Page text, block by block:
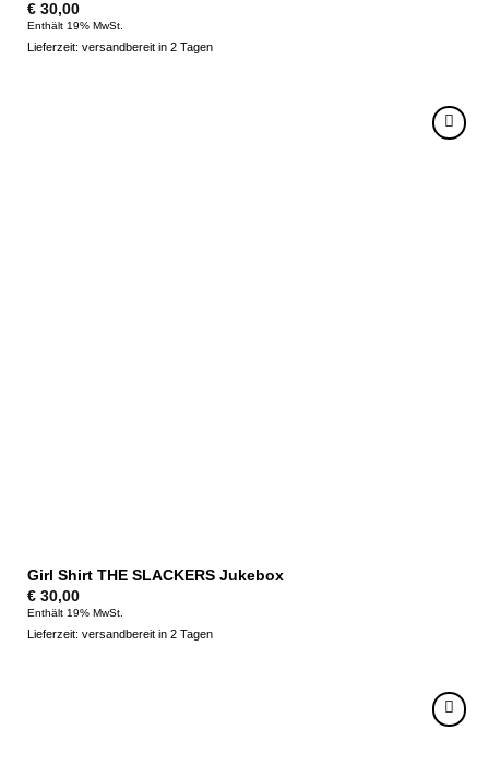
€30,00
Enthält 19% MwSt.
Lieferzeit: versandbereit in 2 Tagen
Girl Shirt THE SLACKERS Jukebox
€30,00
Enthält 19% MwSt.
Lieferzeit: versandbereit in 2 Tagen